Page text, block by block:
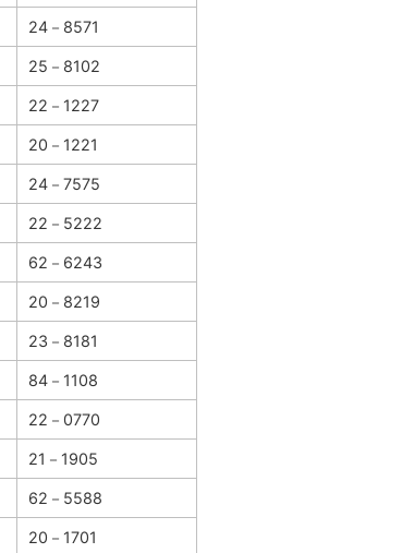
24－8571
25－8102
22－1227
20－1221
24－7575
22－5222
62－6243
20－8219
23－8181
84－1108
22－0770
21－1905
62－5588
20－1701